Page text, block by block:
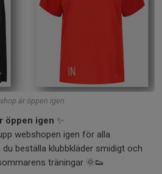
är öppen igen
öppen igen ✨
webshopen igen för alla
du beställa klubbkläder smidigt och
träningar 🌞👟